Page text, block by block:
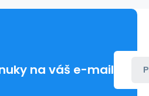
na váš e-mail